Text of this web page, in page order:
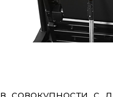
совокупности